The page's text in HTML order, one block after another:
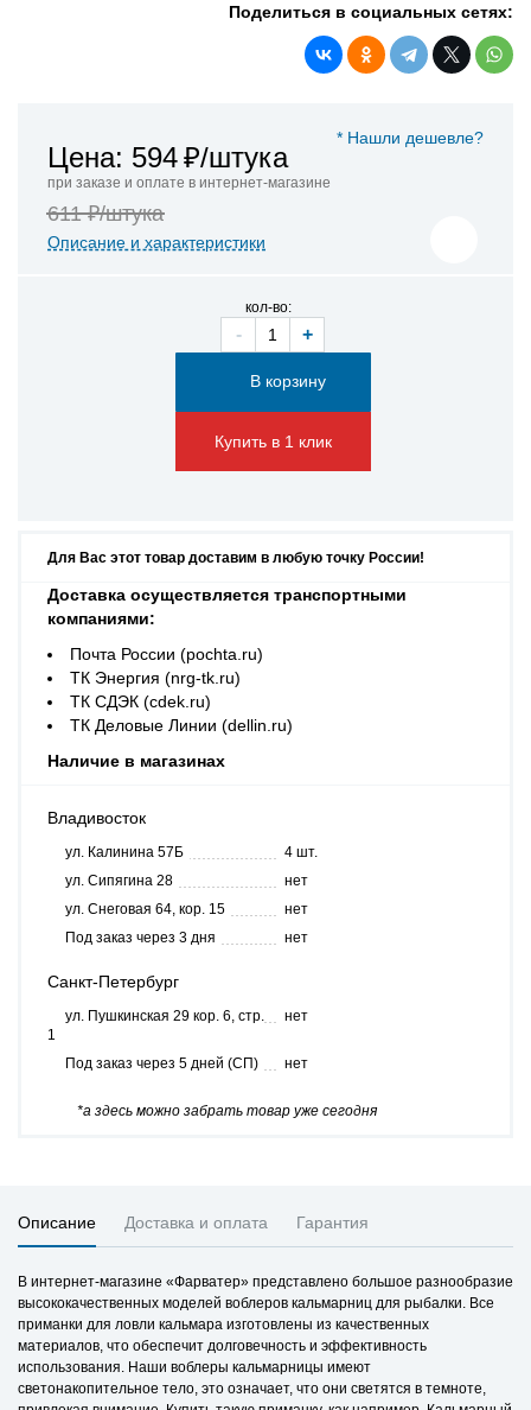
Поделиться в социальных сетях:
* Нашли дешевле?
Цена: 594₽/штука
при заказе и оплате в интернет-магазине
611 ₽/штука
Описание и характеристики
кол-во:
- +
Купить в 1 клик
Для Вас этот товар доставим в любую точку России!
Доставка осуществляется транспортными
компаниями:
Почта России (pochta.ru)
ТК Энергия (nrg-tk.ru)
ТК СДЭК (cdek.ru)
ТК Деловые Линии (dellin.ru)
Наличие в магазинах
Владивосток
ул. Калинина 57Б
4 шт.
ул. Сипягина 28
нет
ул. Снеговая 64, кор. 15
нет
Под заказ через 3 дня
нет
Санкт-Петербург
ул. Пушкинская 29 кор. 6, стр.
1
нет
Под заказ через 5 дней (СП) нет
*а здесь можно забрать товар уже сегодня
Описание Доставка и оплата Гарантия
В интернет-магазине «Фарватер» представлено большое разнообразие
высококачественных моделей воблеров кальмарниц для рыбалки. Все
приманки для ловли кальмара изготовлены из качественных
материалов, что обеспечит долговечность и эффективность
использования. Наши воблеры кальмарницы имеют
светонакопительное тело, это означает, что они светятся в темноте,